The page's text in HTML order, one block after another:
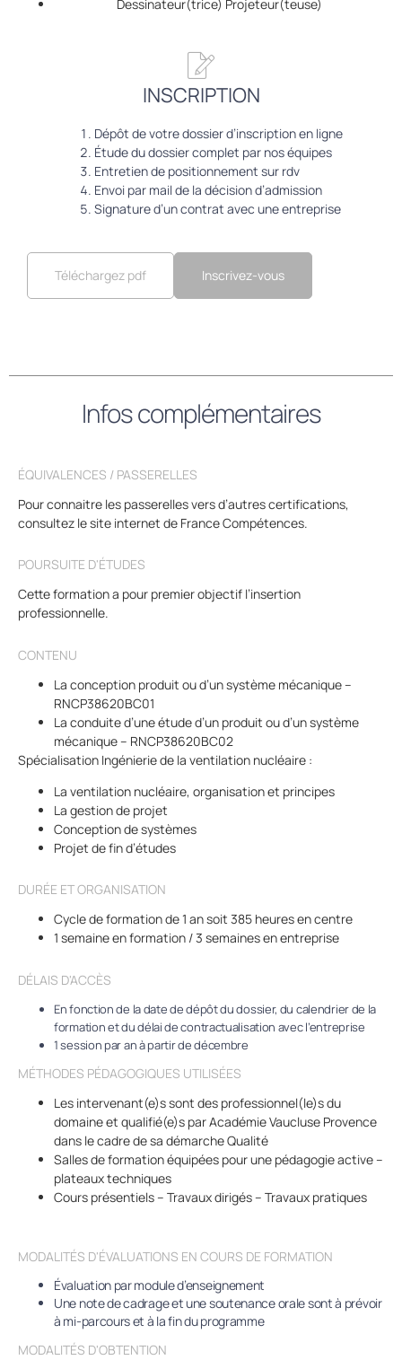
Dessinateur(trice) Projeteur(teuse)
INSCRIPTION
Dépôt de votre dossier d’inscription en ligne
Étude du dossier complet par nos équipes
Entretien de positionnement sur rdv
Envoi par mail de la décision d’admission
Signature d’un contrat avec une entreprise
Téléchargez pdf Inscrivez-vous
Infos complémentaires
ÉQUIVALENCES / PASSERELLES
Pour connaitre les passerelles vers d’autres certifications,
consultez le site internet de France Compétences.
POURSUITE D'ÉTUDES
Cette formation a pour premier objectif l’insertion
professionnelle.
CONTENU
La conception produit ou d’un système mécanique –
RNCP38620BC01
La conduite d’une étude d’un produit ou d’un système
mécanique – RNCP38620BC02
Spécialisation Ingénierie de la ventilation nucléaire :
La ventilation nucléaire, organisation et principes
La gestion de projet
Conception de systèmes
Projet de fin d’études
DURÉE ET ORGANISATION
Cycle de formation de 1 an soit 385 heures en centre
1 semaine en formation / 3 semaines en entreprise
DÉLAIS D'ACCÈS
En fonction de la date de dépôt du dossier, du calendrier de la
formation et du délai de contractualisation avec l’entreprise
1 session par an à partir de décembre
MÉTHODES PÉDAGOGIQUES UTILISÉES
Les intervenant(e)s sont des professionnel(le)s du
domaine et qualifié(e)s par Académie Vaucluse Provence
dans le cadre de sa démarche Qualité
Salles de formation équipées pour une pédagogie active –
plateaux techniques
Cours présentiels – Travaux dirigés – Travaux pratiques
MODALITÉS D'ÉVALUATIONS EN COURS DE FORMATION
Évaluation par module d’enseignement
Une note de cadrage et une soutenance orale sont à prévoir
à mi-parcours et à la fin du programme
MODALITÉS D'OBTENTION